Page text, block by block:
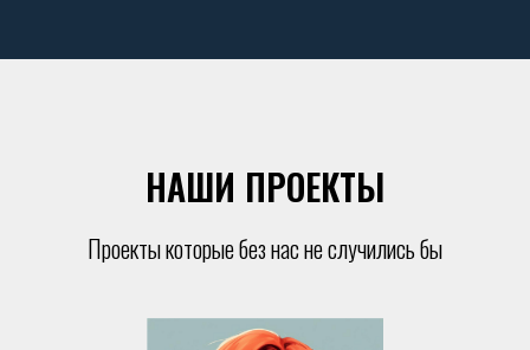
НАШИ ПРОЕКТЫ
Проекты которые без нас не случились бы